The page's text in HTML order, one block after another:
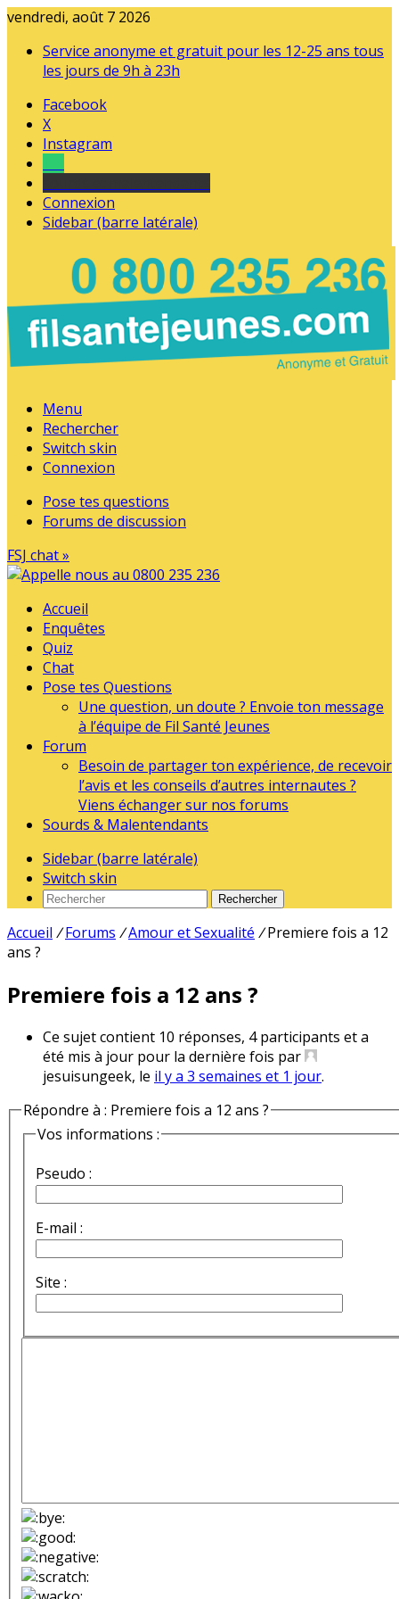
vendredi, août 7 2026
Service anonyme et gratuit pour les 12-25 ans tous
les jours de 9h à 23h
Facebook
X
Instagram
Connexion
Sidebar (barre latérale)
Menu
Rechercher
Switch skin
Connexion
Pose tes questions
Forums de discussion
FSJ chat »
Accueil
Enquêtes
Quiz
Chat
Pose tes Questions
Une question, un doute ? Envoie ton message
à l’équipe de Fil Santé Jeunes
Forum
Besoin de partager ton expérience, de recevoir
l’avis et les conseils d’autres internautes ?
Viens échanger sur nos forums
Sourds & Malentendants
Sidebar (barre latérale)
Switch skin
Rechercher
Accueil / Forums /Amour et Sexualité / Premiere fois a 12
ans ?
Premiere fois a 12 ans ?
Ce sujet contient 10 réponses, 4 participants et a
été mis à jour pour la dernière fois par
jesuisungeek, le il y a 3 semaines et 1 jour.
Répondre à : Premiere fois a 12 ans ?
Vos informations :
Pseudo :
E-mail :
Site :